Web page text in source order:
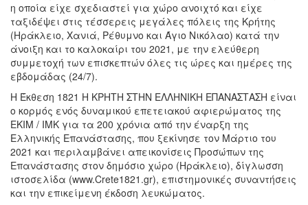
η οποία είχε σχεδιαστεί για χώρο ανοιχτό και είχε
ταξιδέψει στις τέσσερεις μεγάλες πόλεις της Κρήτης
(Ηράκλειο, Χανιά, Ρέθυμνο και Άγιο Νικόλαο) κατά την
άνοιξη και το καλοκαίρι του 2021, με την ελεύθερη
συμμετοχή των επισκεπτών όλες τις ώρες και ημέρες της
εβδομάδας (24/7).
Η Έκθεση 1821 Η ΚΡΗΤΗ ΣΤΗΝ ΕΛΛΗΝΙΚΗ ΕΠΑΝΑΣΤΑΣΗ είναι
ο κορμός ενός δυναμικού επετειακού αφιερώματος της
ΕΚΙΜ / ΙΜΚ για τα 200 χρόνια από την έναρξη της
Ελληνικής Επανάστασης, που ξεκίνησε τον Μάρτιο του
2021 και περιλαμβάνει απεικονίσεις Προσώπων της
Επανάστασης στον δημόσιο χώρο (Ηράκλειο), δίγλωσση
ιστοσελίδα (www.Crete1821.gr), επιστημονικές συναντήσεις
και την επικείμενη έκδοση λευκώματος.